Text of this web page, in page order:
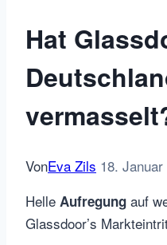
Hat
VonEva Zils 18. Januar
Helle Aufregung auf
Glassdoor’s